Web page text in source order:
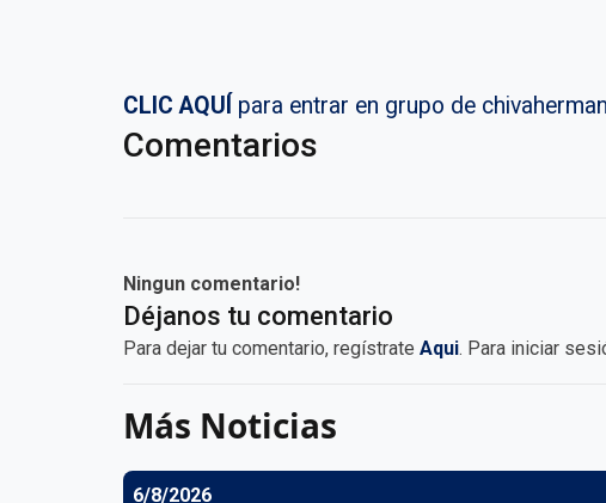
CLIC AQUÍ para entrar en grupo de
Comentarios
Ningun comentario!
Déjanos tu comentario
Para dejar tu comentario, regístrate Aqui. Para iniciar
Más Noticias
6/8/2026